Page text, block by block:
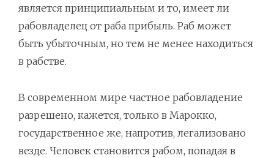
является принципиальным и то, имеет ли
рабовладелец от раба прибыль. Раб может
быть убыточным, но тем не менее находиться
в рабстве.
В современном мире частное рабовладение
разрешено, кажется, только в Марокко,
государственное же, напротив, легализовано
везде. Человек становится рабом, попадая в